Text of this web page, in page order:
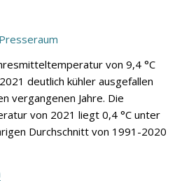
Presseraum
von 9,4 °C
deutlich kühler ausgefallen
vergangenen Jahre. Die
von 2021 liegt 0,4 °C unter
Durchschnitt von 1991-2020